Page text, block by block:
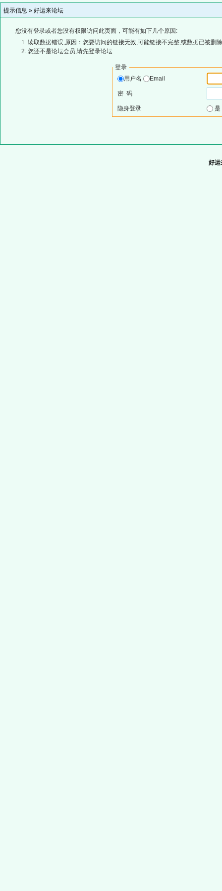
提示信息 » 好运来论坛
您没有登录或者您没有权限访问此页面，可能有如下几个原因:
读取数据错误,原因：您要访问的链接无效,可能链接不完整,或数据已被删
您还不是论坛会员,请先登录论坛
登录
用户名
Email
密 码
隐身登录
好